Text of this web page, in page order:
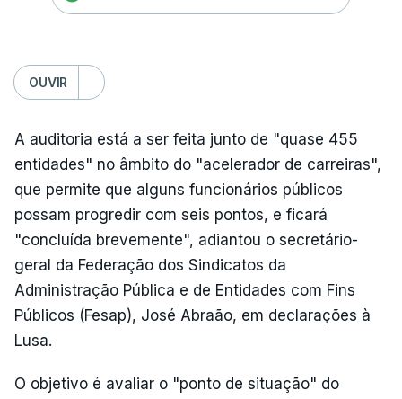
OUVIR
A auditoria está a ser feita junto de "quase 455
entidades" no âmbito do "acelerador de carreiras",
que permite que alguns funcionários públicos
possam progredir com seis pontos, e ficará
"concluída brevemente", adiantou o secretário-
geral da Federação dos Sindicatos da
Administração Pública e de Entidades com Fins
Públicos (Fesap), José Abraão, em declarações à
Lusa.
O objetivo é avaliar o "ponto de situação" do